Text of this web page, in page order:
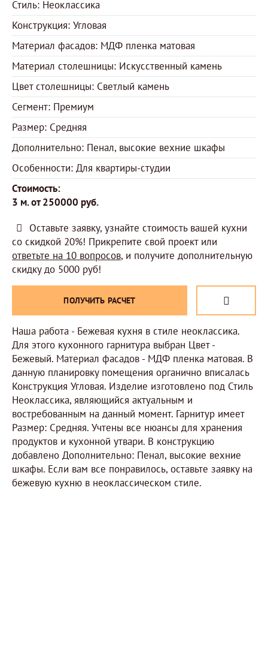
Стиль: Неоклассика
Конструкция: Угловая
Материал фасадов: МДФ пленка матовая
Материал столешницы: Искусственный камень
Цвет столешницы: Светлый камень
Сегмент: Премиум
Размер: Средняя
Дополнительно: Пенал, высокие вехние шкафы
Особенности: Для квартиры-студии
Стоимость:
3 м. от 250000 руб.
Оставьте заявку, узнайте стоимость вашей кухни
со скидкой 20%! Прикрепите свой проект или
ответьте на 10 вопросов, и получите дополнительную
скидку до 5000 руб!
ПОЛУЧИТЬ РАСЧЕТ
Наша работа - Бежевая кухня в стиле неоклассика.
Для этого кухонного гарнитура выбран Цвет -
Бежевый. Материал фасадов - МДФ пленка матовая. В
данную планировку помещения органично вписалась
Конструкция Угловая. Изделие изготовлено под Стиль
Неоклассика, являющийся актуальным и
востребованным на данный момент. Гарнитур имеет
Размер: Средняя. Учтены все нюансы для хранения
продуктов и кухонной утвари. В конструкцию
добавлено Дополнительно: Пенал, высокие вехние
шкафы. Если вам все понравилось, оставьте заявку на
бежевую кухню в неоклассическом стиле.